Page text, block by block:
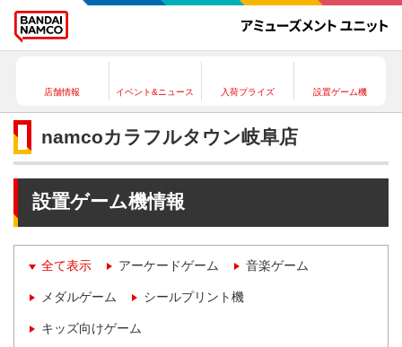
店舗情報 イベント&ニュース 入荷プライズ 設置ゲーム機
namcoカラフルタウン岐阜店
設置ゲーム機情報
全て表示 アーケードゲーム 音楽ゲーム
メダルゲーム シールプリント機
キッズ向けゲーム